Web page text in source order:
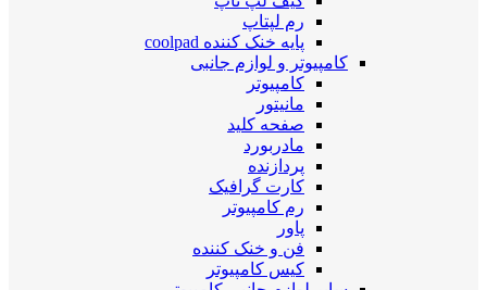
رم لپتاپ
پایه خنک کننده coolpad
کامپیوتر و لوازم جانبی
کامپیوتر
مانیتور
صفحه کلید
مادربورد
پردازنده
کارت گرافیک
رم کامپیوتر
پاور
فن و خنک کننده
کیس کامپیوتر